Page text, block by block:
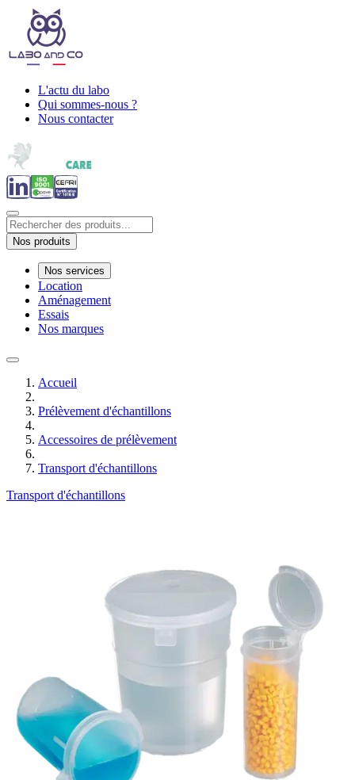
L'actu du labo
Qui sommes-nous ?
Nous contacter
Nos produits
Nos services
Location
Aménagement
Essais
Nos marques
Accueil
Prélèvement d'échantillons
Accessoires de prélèvement
Transport d'échantillons
Transport d'échantillons